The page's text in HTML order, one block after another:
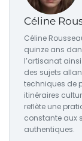
Céline
Céline
quinze ans
l’artisanat
des sujets
techniques de
itinéraires
reflète une
constante aux
authentiques.